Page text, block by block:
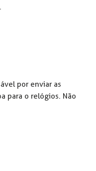
.
por enviar as
para o relógios. Não